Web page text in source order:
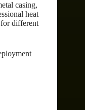
casing,
heat
different